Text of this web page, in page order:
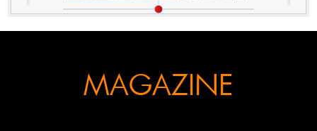
MAGAZINE